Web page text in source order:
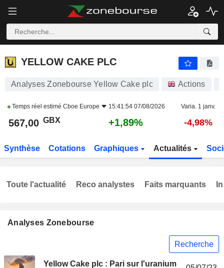
YELLOW CAKE PLC
YELLOW CAKE PLC
Analyses Zonebourse Yellow Cake plc Actions
Temps réel estimé Cboe Europe 15:41:54 07/08/2026 Varia. 1 janv.
567,00 GBX +1,89% -4,98%
Synthèse Cotations Graphiques Actualités
Analyses Zonebourse
Recherche
Yellow Cake plc : Pari sur l'uranium
Toute l'actualité Reco analystes Faits marquants